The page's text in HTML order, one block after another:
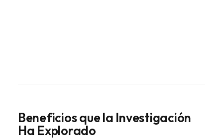
Beneficiosquela Investigación
Ha Explorado